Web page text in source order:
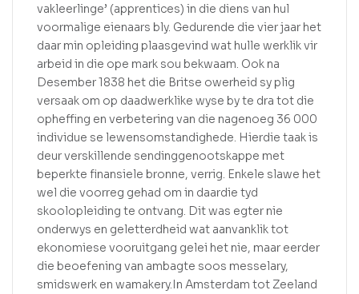
vakleerlinge’ (apprentices) in die diens van hul
voormalige eienaars bly. Gedurende die vier jaar het
daar min opleiding plaasgevind wat hulle werklik vir
arbeid in die ope mark sou bekwaam. Ook na
Desember 1838 het die Britse owerheid sy plig
versaak om op daadwerklike wyse by te dra tot die
opheffing en verbetering van die nagenoeg 36 000
individue se lewensomstandighede. Hierdie taak is
deur verskillende sendinggenootskappe met
beperkte finansiele bronne, verrig. Enkele slawe het
wel die voorreg gehad om in daardie tyd
skoolopleiding te ontvang. Dit was egter nie
onderwys en geletterdheid wat aanvanklik tot
ekonomiese vooruitgang gelei het nie, maar eerder
die beoefening van ambagte soos messelary,
smidswerk en wamakery.In Amsterdam tot Zeeland